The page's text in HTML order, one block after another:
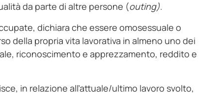
da parte di altre persone (outing).
dichiara che essere omosessuale o
della propria vita lavorativa in almeno uno dei
riconoscimento e apprezzamento, reddito e
in relazione all’attuale/ultimo lavoro svolto,